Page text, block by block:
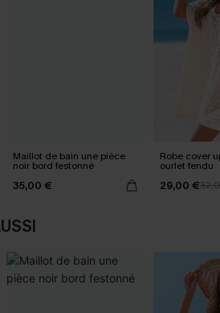
Maillot de bain une pièce
noir bord festonné
35,00 €
Robe cover
ourlet fendu
29,00 €